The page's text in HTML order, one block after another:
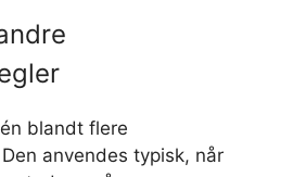
blandt flere
anvendes typisk, når